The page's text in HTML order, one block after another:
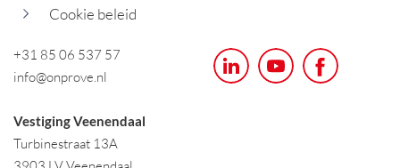
+31 85 06 537 57
info@onprove.nl
Vestiging Veenendaal
Turbinestraat 13A
Cookie beleid